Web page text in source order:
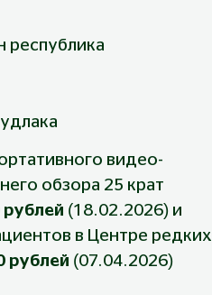
республика
видео-
обзора 25 крат
рублей (18.02.2026) и
в Центре редких
рублей (07.04.2026)